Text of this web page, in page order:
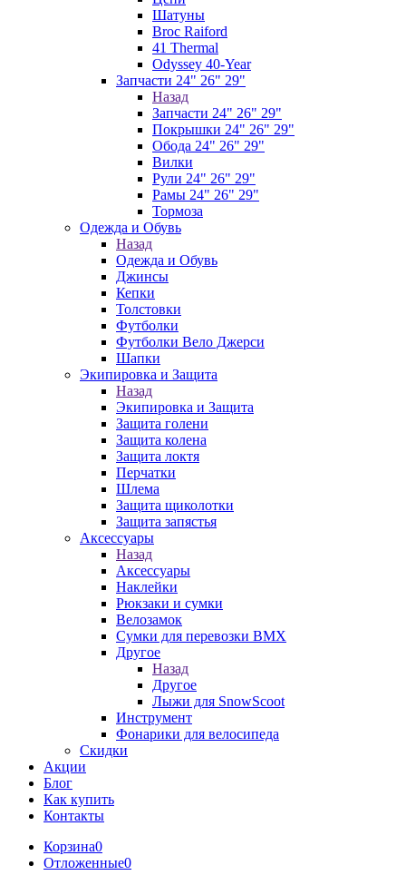
Шатуны
Broc Raiford
41 Thermal
Odyssey 40-Year
Запчасти 24" 26" 29"
Назад
Запчасти 24" 26" 29"
Покрышки 24" 26" 29"
Обода 24" 26" 29"
Вилки
Рули 24" 26" 29"
Рамы 24" 26" 29"
Тормоза
Одежда и Обувь
Назад
Одежда и Обувь
Джинсы
Кепки
Толстовки
Футболки
Футболки Вело Джерси
Шапки
Экипировка и Защита
Назад
Экипировка и Защита
Защита голени
Защита колена
Защита локтя
Перчатки
Шлема
Защита щиколотки
Защита запястья
Аксессуары
Назад
Аксессуары
Наклейки
Рюкзаки и сумки
Велозамок
Сумки для перевозки BMX
Другое
Назад
Другое
Лыжи для SnowScoot
Инструмент
Фонарики для велосипеда
Скидки
Акции
Блог
Как купить
Контакты
Корзина0
Отложенные0